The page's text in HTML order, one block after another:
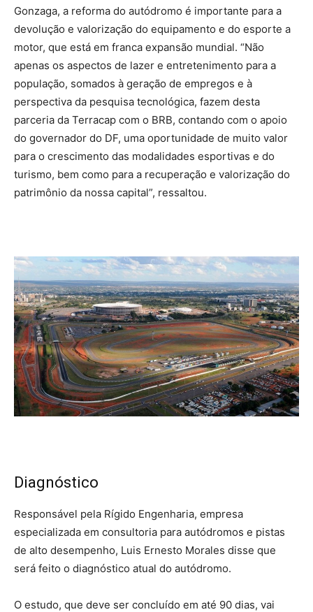
Gonzaga, a reforma do autódromo é importante para a
devolução e valorização do equipamento e do esporte a
motor, que está em franca expansão mundial. “Não
apenas os aspectos de lazer e entretenimento para a
população, somados à geração de empregos e à
perspectiva da pesquisa tecnológica, fazem desta
parceria da Terracap com o BRB, contando com o apoio
do governador do DF, uma oportunidade de muito valor
para o crescimento das modalidades esportivas e do
turismo, bem como para a recuperação e valorização do
patrimônio da nossa capital”, ressaltou.
Diagnóstico
Responsável pela Rígido Engenharia, empresa
especializada em consultoria para autódromos e pistas
de alto desempenho, Luis Ernesto Morales disse que
será feito o diagnóstico atual do autódromo.
O estudo, que deve ser concluído em até 90 dias, vai